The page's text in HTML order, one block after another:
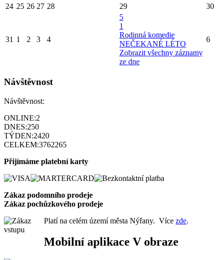
24 25 26 27 28 29 30
31 1 2 3 4
5
1
Rodinná komedie
NEČEKANÉ LÉTO
Zobrazit všechny záznamy
ze dne
6
Návštěvnost
Návštěvnost:
ONLINE:2
DNES:250
TÝDEN:2420
CELKEM:3762265
Přijímáme platební karty
Zákaz podomního prodeje
Zákaz pochůzkového prodeje
Platí na celém území města Nýřany. Více zde.
Mobilní aplikace V obraze